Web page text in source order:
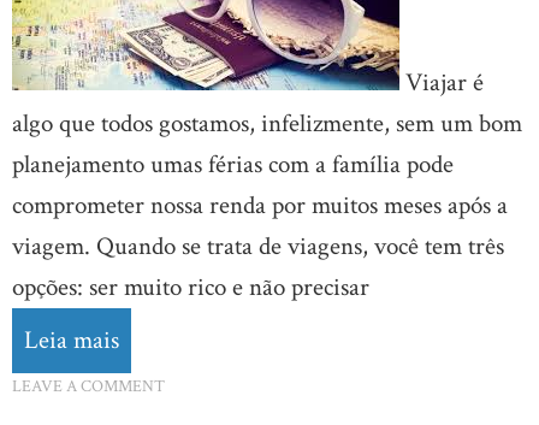
Viajar é
algo que todos gostamos, infelizmente, sem um bom
planejamento umas férias com a família pode
comprometer nossa renda por muitos meses após a
viagem. Quando se trata de viagens, você tem três
opções: ser muito rico e não precisar
Leia mais
LEAVE A COMMENT